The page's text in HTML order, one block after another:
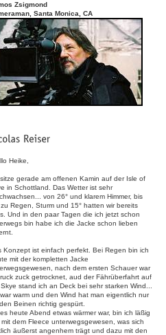
Zsigmond
Santa Monica, CA
Heike,
gerade am offenen Kamin auf der Isle of
in Schottland. Das Wetter ist sehr
von 26° und klarem Himmer, bis
Regen, Sturm und 15° hatten wir bereits
Und in den paar Tagen die ich jetzt schon
bin habe ich die Jacke schon lieben
Konzept ist einfach perfekt. Bei Regen bin ich
mit der kompletten Jacke
nach dem ersten Schauer war
zuck getrocknet, aud der Fährüberfahrt auf
stand ich an Deck bei sehr starken Wind...
warm und den Wind hat man eigentlich nur
Beinen richtig gespürt.
heute Abend etwas wärmer war, bin ich läßig
mit dem Fleece unterwegsgewesen, was sich
äußerst angenhem trägt und dazu mit den